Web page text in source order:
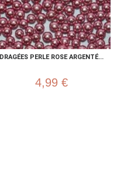
DRAGÉES PERLE ROSE ARGENTÉ...
4,99 €